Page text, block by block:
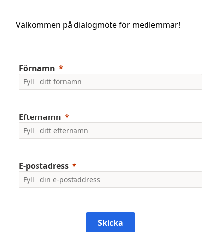
Välkommen på dialogmöte för medlemmar!
Förnamn
Efternamn
E-postadress
Skicka